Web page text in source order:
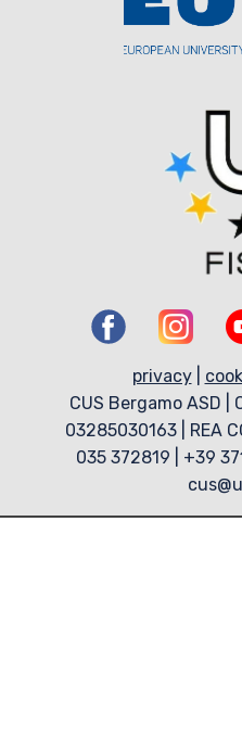
privacy|
CUS Bergamo ASD |
03285030163 | REA
035 372819 | +39